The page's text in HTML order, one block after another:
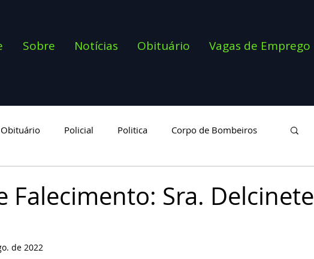
Sobre Notícias Obituário Vagas de Emprego
Obituário Policial Politica Corpo de Bombeiros
Falecimento: Sra. Delcinete
de 2022